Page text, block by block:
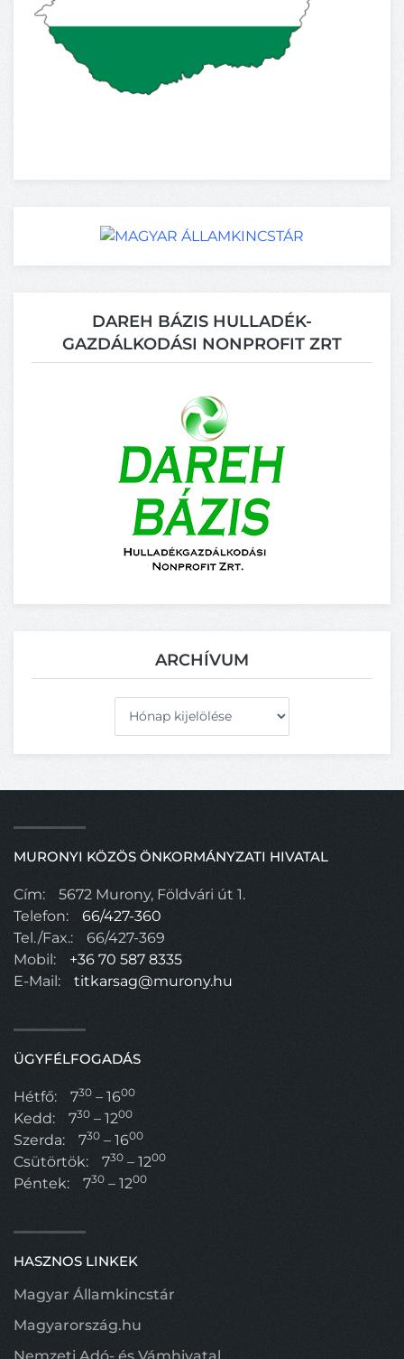
DAREH BÁZIS HULLADÉK-
GAZDÁLKODÁSI NONPROFIT ZRT
ARCHÍVUM
Archívum
MURONYI KÖZÖS ÖNKORMÁNYZATI HIVATAL
Cím:
5672 Murony, Földvári út 1.
Telefon:
66/427-360
Tel./Fax.:
66/427-369
Mobil:
+36 70 587 8335
E-Mail:
titkarsag@murony.hu
ÜGYFÉLFOGADÁS
Hétfő: 730 – 1600
Kedd: 730 – 1200
Szerda: 730 – 1600
Csütörtök: 730 – 1200
Péntek: 730 – 1200
HASZNOS LINKEK
Magyar Államkincstár
Magyarország.hu